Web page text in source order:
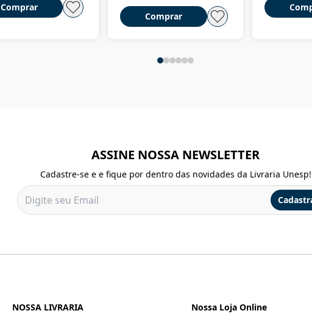
Comprar
Comprar
ASSINE NOSSA NEWSLETTER
Cadastre-se e e fique por dentro das novidades da Livraria Unesp!
NOSSA LIVRARIA Nossa Loja Online